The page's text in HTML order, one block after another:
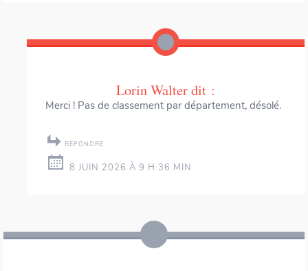
Lorin Walterdit :
Merci ! Pas de classement par département, désolé.
RÉPONDRE
8 JUIN 2026 À 9 H 36 MIN